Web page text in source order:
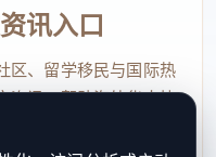
讯入口
区、留学移民与国际热
资讯，帮助海外华人快